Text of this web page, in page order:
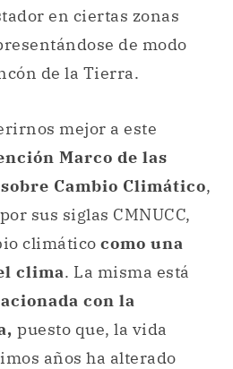
en ciertas zonas
de modo
de la Tierra.
mejor a este
Marco de las
Cambio Climático,
sus siglas CMNUCC,
climático como una
clima. La misma está
con la
puesto que, la vida
años ha alterado